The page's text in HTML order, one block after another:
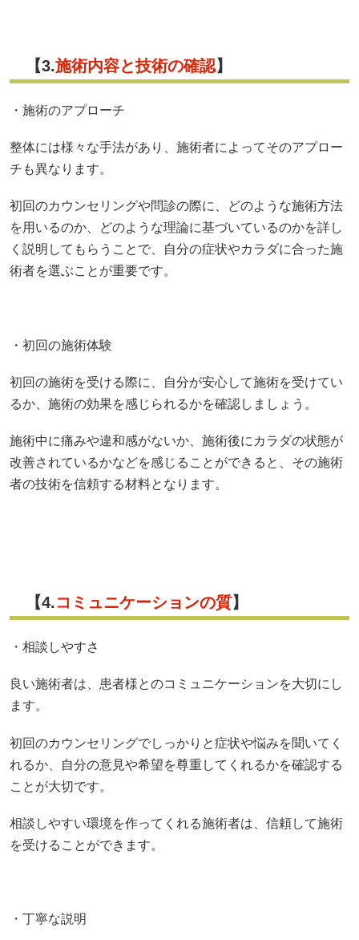
【3.施術内容と技術の確認】
・施術のアプローチ
整体には様々な手法があり、施術者によってそのアプロー
チも異なります。
初回のカウンセリングや問診の際に、どのような施術方法
を用いるのか、どのような理論に基づいているのかを詳し
く説明してもらうことで、自分の症状やカラダに合った施
術者を選ぶことが重要です。
・初回の施術体験
初回の施術を受ける際に、自分が安心して施術を受けてい
るか、施術の効果を感じられるかを確認しましょう。
施術中に痛みや違和感がないか、施術後にカラダの状態が
改善されているかなどを感じることができると、その施術
者の技術を信頼する材料となります。
【4.コミュニケーションの質】
・相談しやすさ
良い施術者は、患者様とのコミュニケーションを大切にし
ます。
初回のカウンセリングでしっかりと症状や悩みを聞いてく
れるか、自分の意見や希望を尊重してくれるかを確認する
ことが大切です。
相談しやすい環境を作ってくれる施術者は、信頼して施術
を受けることができます。
・丁寧な説明